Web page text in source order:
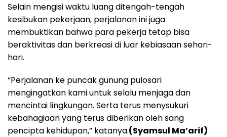
Selain mengisi waktu luang ditengah-tengah
kesibukan pekerjaan, perjalanan ini juga
membuktikan bahwa para pekerja tetap bisa
beraktivitas dan berkreasi di luar kebiasaan sehari-
hari.
“Perjalanan ke puncak gunung pulosari
mengingatkan kami untuk selalu menjaga dan
mencintai lingkungan. Serta terus menysukuri
kebahagiaan yang terus diberikan oleh sang
pencipta kehidupan,” katanya.(Syamsul Ma’arif)